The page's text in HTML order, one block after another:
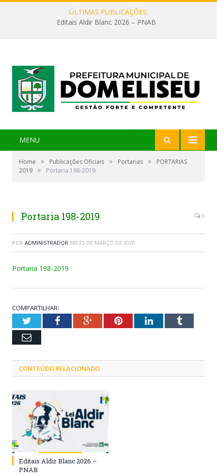
ÚLTIMAS PUBLICAÇÕES:
Editais Aldir Blanc 2026 – PNAB
MENU
Home » Publicações Oficiais » Portarias »
PORTARIAS
2019 » Portaria 198-2019
Portaria 198-2019 0
POR ADMINISTRADOR EM 25 DE MARÇO DE 2020
Portaria 198-2019
COMPARTILHAR:
TwitterFacebookGoogle+PinterestLinkedInTumblr
Email
CONTEÚDO RELACIONADO
Editais Aldir Blanc 2026 –
PNAB